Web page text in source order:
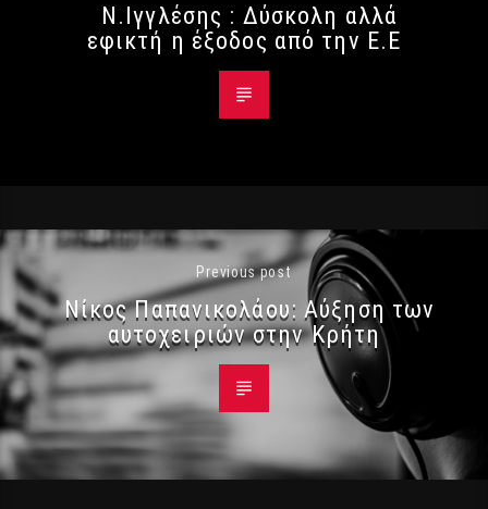
Ν.Ιγγλέσης : Δύσκολη αλλά
εφικτή η έξοδος από την Ε.Ε
Previous post
Νίκος Παπανικολάου: Αύξηση των
αυτοχειριών στην Κρήτη